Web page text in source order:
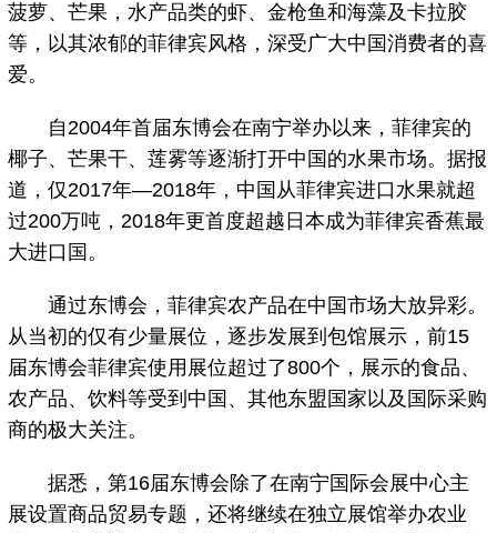
菠萝、芒果，水产品类的虾、金枪鱼和海藻及卡拉胶
等，以其浓郁的菲律宾风格，深受广大中国消费者的喜
爱。
自2004年首届东博会在南宁举办以来，菲律宾的
椰子、芒果干、莲雾等逐渐打开中国的水果市场。据报
道，仅2017年—2018年，中国从菲律宾进口水果就超
过200万吨，2018年更首度超越日本成为菲律宾香蕉最
大进口国。
通过东博会，菲律宾农产品在中国市场大放异彩。
从当初的仅有少量展位，逐步发展到包馆展示，前15
届东博会菲律宾使用展位超过了800个，展示的食品、
农产品、饮料等受到中国、其他东盟国家以及国际采购
商的极大关注。
据悉，第16届东博会除了在南宁国际会展中心主
展设置商品贸易专题，还将继续在独立展馆举办农业